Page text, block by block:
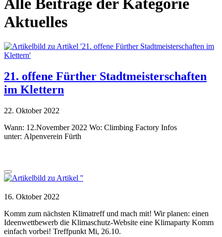
Alle Beiträge der Kategorie
Aktuelles
21. offene Fürther Stadtmeisterschaften
im Klettern
22. Oktober 2022
Wann: 12.November 2022 Wo: Climbing Factory Infos
unter: Alpenverein Fürth
16. Oktober 2022
Komm zum nächsten Klimatreff und mach mit! Wir planen: einen
Ideenwettbewerb die Klimaschutz-Website eine Klimaparty Komm
einfach vorbei! Treffpunkt Mi, 26.10.